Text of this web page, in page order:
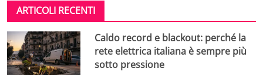
ARTICOLI RECENTI
Caldo record e blackout: perché la
rete elettrica italiana è sempre più
sotto pressione